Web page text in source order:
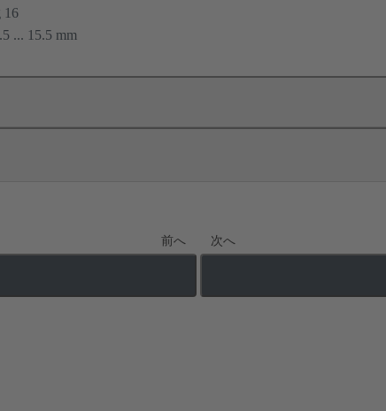
16
... 15.5 mm
前へ 次へ